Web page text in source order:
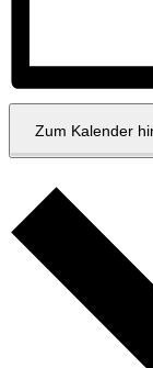
Zum Kalender